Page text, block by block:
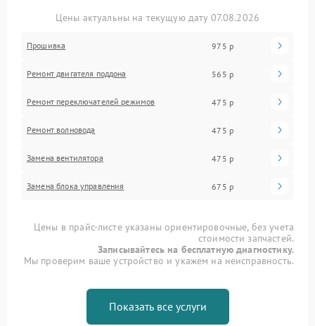
Цены актуальны на текущую дату 07.08.2026
Прошивка 975 р
Ремонт двигателя поддона 565 р
Ремонт переключателей режимов 475 р
Ремонт волновода 475 р
Замена вентилятора 475 р
Замена блока управления 675 р
Цены в прайс-листе указаны ориентировочные, без учета
стоимости запчастей.
Записывайтесь на бесплатную диагностику.
Мы проверим ваше устройство и укажем на неисправность.
Показать все услуги